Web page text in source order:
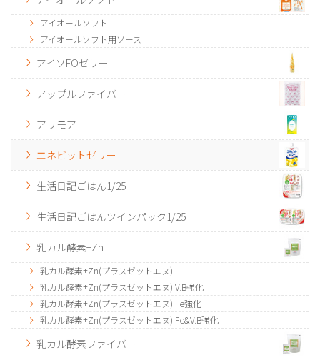
アイオールソフト
アイオールソフト用ソース
アイソFOゼリー
アップルファイバー
アリモア
エネビットゼリー
生活日記ごはん1/25
生活日記ごはんツインパック1/25
乳カル酵素+Zn
乳カル酵素+Zn(プラスゼットエヌ)
乳カル酵素+Zn(プラスゼットエヌ) V.B強化
乳カル酵素+Zn(プラスゼットエヌ) Fe強化
乳カル酵素+Zn(プラスゼットエヌ) Fe&V.B強化
乳カル酵素ファイバー